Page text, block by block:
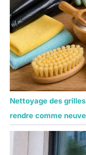
Nettoyage des
rendre comme